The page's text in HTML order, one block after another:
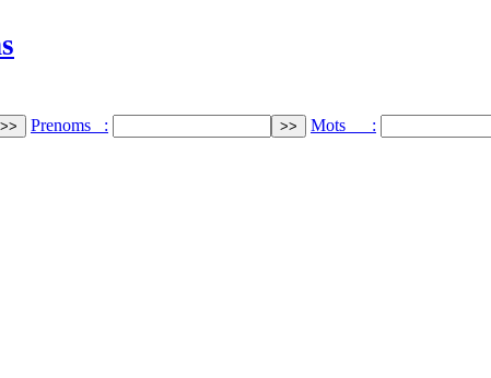
Prenoms : Mots :